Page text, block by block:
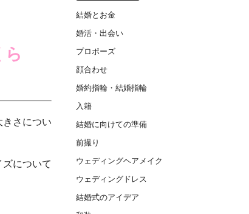
さについ
について
結婚とお金
婚活・出会い
プロポーズ
顔合わせ
婚約指輪・結婚指輪
入籍
結婚に向けての準備
前撮り
ウェディングヘアメイク
ウェディングドレス
結婚式のアイデア